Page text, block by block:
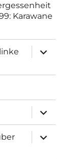
Karawane
anzeigen
anzeigen
anzeigen